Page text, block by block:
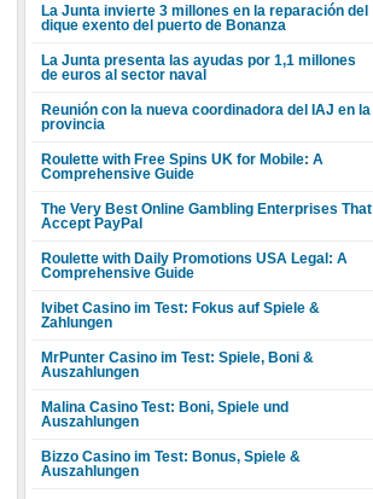
La Junta invierte 3 millones en la reparación del
dique exento del puerto de Bonanza
La Junta presenta las ayudas por 1,1 millones
de euros al sector naval
Reunión con la nueva coordinadora del IAJ en la
provincia
Roulette with Free Spins UK for Mobile: A
Comprehensive Guide
The Very Best Online Gambling Enterprises That
Accept PayPal
Roulette with Daily Promotions USA Legal: A
Comprehensive Guide
Ivibet Casino im Test: Fokus auf Spiele &
Zahlungen
MrPunter Casino im Test: Spiele, Boni &
Auszahlungen
Malina Casino Test: Boni, Spiele und
Auszahlungen
Bizzo Casino im Test: Bonus, Spiele &
Auszahlungen